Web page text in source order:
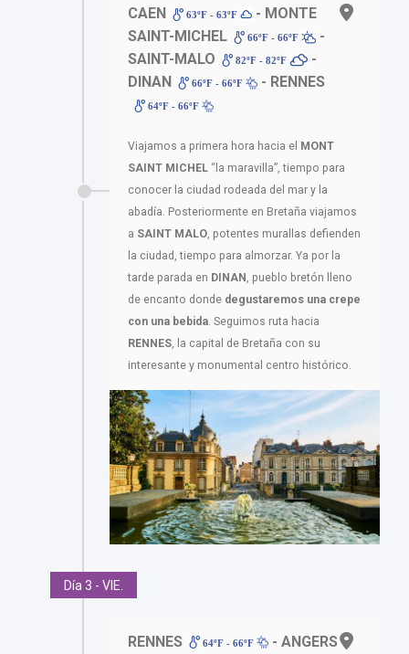
CAEN 63ºF - 63ºF
- MONTE
SAINT-MICHEL
66ºF - 66ºF
-
SAINT-MALO
82ºF - 82ºF
-
DINAN
66ºF - 66ºF - RENNES
64ºF - 66ºF
Viajamos a primera hora hacia el MONT
SAINT MICHEL “la maravilla”, tiempo para
conocer la ciudad rodeada del mar y la
abadía. Posteriormente en Bretaña viajamos
a SAINT MALO, potentes murallas defienden
la ciudad, tiempo para almorzar. Ya por la
tarde parada en DINAN , pueblo bretón lleno
de encanto donde degustaremos una crepe
con una bebida. Seguimos ruta hacia
RENNES, la capital de Bretaña con su
interesante y monumental centro histórico.
Día 3 - VIE.
RENNES 64ºF - 66ºF - ANGERS